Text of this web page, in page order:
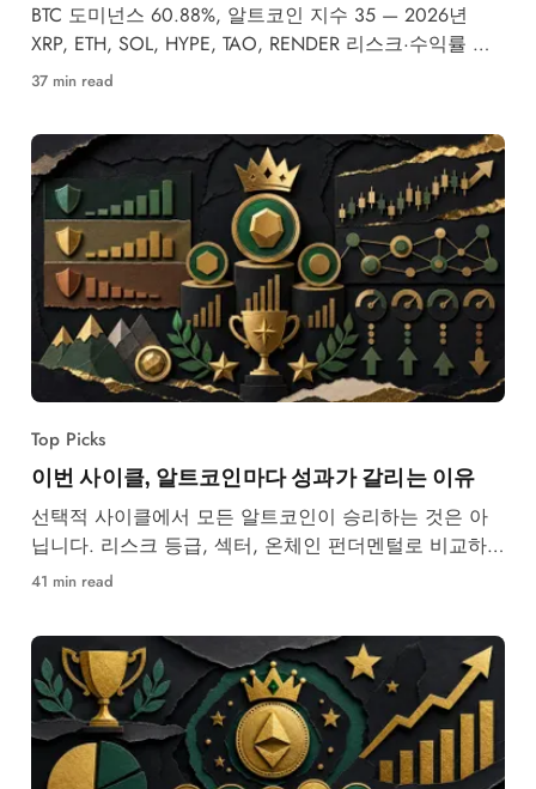
BTC 도미넌스 60.88%, 알트코인 지수 35 — 2026년
XRP, ETH, SOL, HYPE, TAO, RENDER 리스크·수익률 순
위.
37 min read
Top Picks
이번 사이클, 알트코인마다 성과가 갈리는 이유
선택적 사이클에서 모든 알트코인이 승리하는 것은 아
닙니다. 리스크 등급, 섹터, 온체인 펀더멘털로 비교하
는 방법을 알아보세요.
41 min read